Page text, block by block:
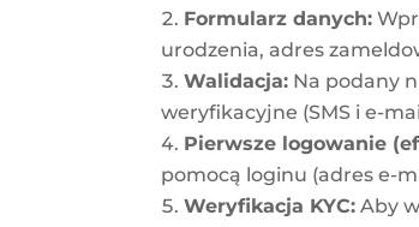
Formularz danych:
urodzenia, adres
Walidacja: Na podany
weryfikacyjne (SMS i e-
Pierwsze logowanie
pomocą loginu (adres e-
Weryfikacja KYC: Aby